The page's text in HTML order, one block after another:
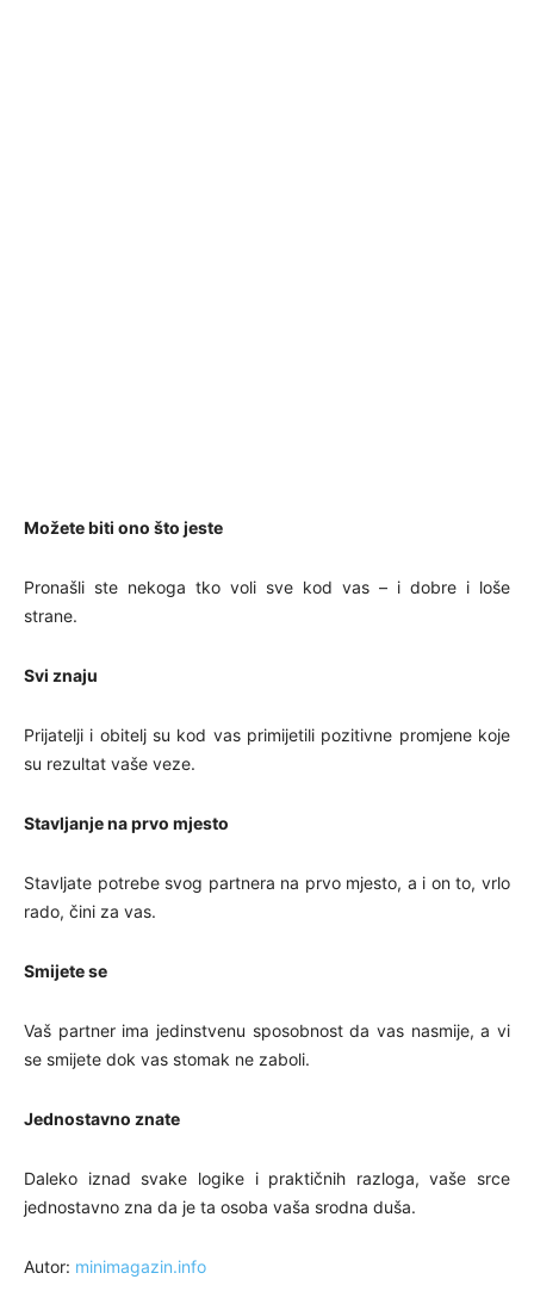
Možete biti ono što jeste
Pronašli ste nekoga tko voli sve kod vas – i dobre i loše
strane.
Svi znaju
Prijatelji i obitelj su kod vas primijetili pozitivne promjene koje
su rezultat vaše veze.
Stavljanje na prvo mjesto
Stavljate potrebe svog partnera na prvo mjesto, a i on to, vrlo
rado, čini za vas.
Smijete se
Vaš partner ima jedinstvenu sposobnost da vas nasmije, a vi
se smijete dok vas stomak ne zaboli.
Jednostavno znate
Daleko iznad svake logike i praktičnih razloga, vaše srce
jednostavno zna da je ta osoba vaša srodna duša.
Autor: minimagazin.info